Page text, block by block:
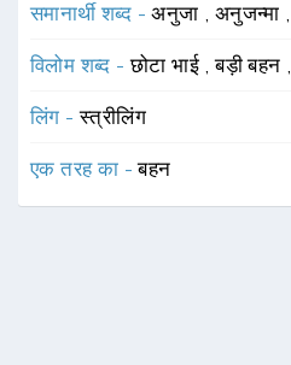
समानार्थी शब्द -अनुजा , अनुजन्मा
विलोम शब्द -छोटा भाई ,बड़ी बहन ,
लिंग -स्त्रीलिंग
एक तरह का -बहन